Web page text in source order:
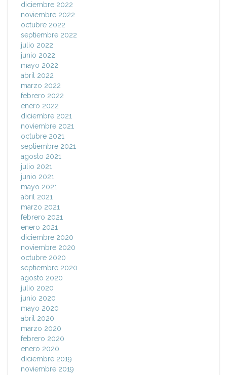
diciembre 2022
noviembre 2022
octubre 2022
septiembre 2022
julio 2022
junio 2022
mayo 2022
abril 2022
marzo 2022
febrero 2022
enero 2022
diciembre 2021
noviembre 2021
octubre 2021
septiembre 2021
agosto 2021
julio 2021
junio 2021
mayo 2021
abril 2021
marzo 2021
febrero 2021
enero 2021
diciembre 2020
noviembre 2020
octubre 2020
septiembre 2020
agosto 2020
julio 2020
junio 2020
mayo 2020
abril 2020
marzo 2020
febrero 2020
enero 2020
diciembre 2019
noviembre 2019